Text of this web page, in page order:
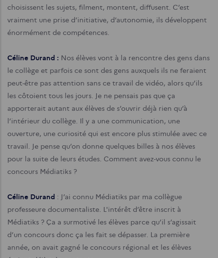
choisissent les sujets, filment, montent, diffusent. C’est
vraiment une prise d’initiative, d’autonomie, ils développent
énormément de compétences.
Céline Durand : Nos élèves vont à la rencontre des gens dans
le collège et parfois ce sont des gens auxquels ils ne feraient
peut-être pas attention sans ce travail de vidéo, alors qu’ils
les côtoient tous les jours. Je ne pensais pas que ça
apporterait autant aux élèves de s’ouvrir déjà rien qu’à
l’intérieur du collège. Il y a une communication, une
ouverture, une curiosité qui est encore plus stimulée avec ce
travail. Je pense qu’on donne quelques billes à nos élèves
pour la suite de leurs études. Comment avez-vous connu le
concours Médiatiks ?
Céline Durand : J’ai connu Médiatiks par ma collègue
professeure documentaliste. L'intérêt d’être inscrit à
Médiatiks ? Ça a surmotivé les élèves parce qu’il s’agissait
d’un concours donc ça les fait se dépasser. La première
année, on avait gagné le concours régional et les élèves